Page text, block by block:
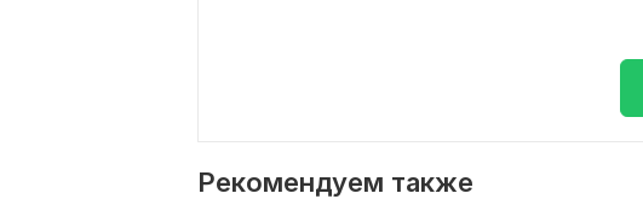
Рекомендуем также